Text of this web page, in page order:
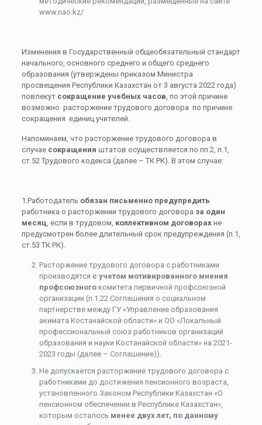
www.nao.kz/
Изменения в Государственный общеобязательный стандарт
начального, основного среднего и общего среднего
образования (утверждены приказом Министра
просвещения Республики Казахстан от 3 августа 2022 года)
повлекут сокращение учебных часов, по этой причине
возможно расторжение трудового договора по причине
сокращения единиц учителей.
Напоминаем, что расторжение трудового договора в
случае сокращения штатов осуществляется по пп.2, п.1,
ст.52 Трудового кодекса (далее – ТК РК). В этом случае:
1.Работодатель обязан письменно предупредить
работника о расторжении трудового договора за один
месяц, если в трудовом, коллективном договорахне
предусмотрен более длительный срок предупреждения (п.1,
ст.53 ТК РК).
Расторжение трудового договора с работниками
производятся с учетом мотивированного мнения
профсоюзногокомитета первичной профсоюзной
организации (п.1.22 Соглашения о социальном
партнерстве между ГУ «Управление образования
акимата Костанайской области» и ОО «Локальный
профессиональный союз работников организаций
образования и науки Костанайской области» на 2021-
2023 годы (далее – Соглашение)).
Не допускается расторжение трудового договора с
работниками до достижения пенсионного возраста,
установленного Законом Республики Казахстан «О
пенсионном обеспечении в Республике Казахстан»,
которым осталось менее двух лет, по данному